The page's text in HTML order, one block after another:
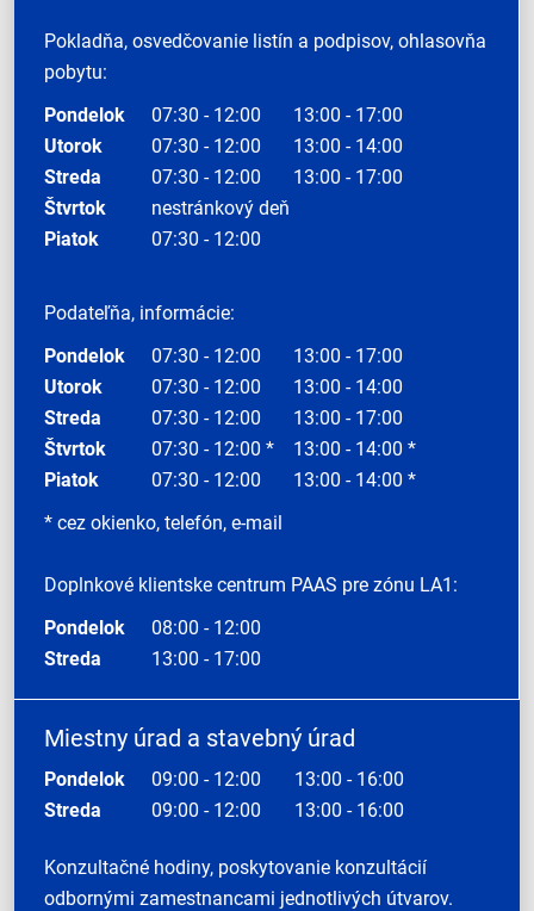
Pokladňa, osvedčovanie listín a podpisov, ohlasovňa
pobytu:
Pondelok
07:30 - 12:00
13:00 - 17:00
Utorok
07:30 - 12:00
13:00 - 14:00
Streda
07:30 - 12:00
13:00 - 17:00
Štvrtok
nestránkový deň
Piatok
07:30 - 12:00
Podateľňa, informácie:
Pondelok
07:30 - 12:00
13:00 - 17:00
Utorok
07:30 - 12:00
13:00 - 14:00
Streda
07:30 - 12:00
13:00 - 17:00
Štvrtok
07:30 - 12:00 *
13:00 - 14:00 *
Piatok
07:30 - 12:00
13:00 - 14:00 *
* cez okienko, telefón, e-mail
Doplnkové klientske centrum PAAS pre zónu LA1:
Pondelok
08:00 - 12:00
Streda
13:00 - 17:00
Miestny úrad a stavebný úrad
Pondelok 09:00 - 12:00
13:00 - 16:00
Streda
09:00 - 12:00 13:00 - 16:00
Konzultačné hodiny, poskytovanie konzultácií
odbornými zamestnancami jednotlivých útvarov.